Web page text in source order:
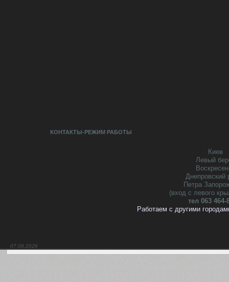
КОНТАКТЫ-РЕЖИМ РАБОТЫ
Киев
Левый
Днепровский
Петра
(вход с левого
тел 063 464-
Работаем с другими
07.08.2026